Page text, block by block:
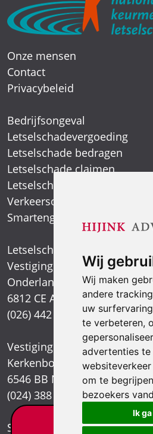
Wij
Wij maken
andere
uw
te verbeteren,
advertenties
om te
bezoekers
Ik
Letselschade
Onze mensen
Contact
Privacybeleid
Bedrijfsongeval
Letselschadevergoeding
Letselschade bedragen
Letselschade claimen
Letselschade expert
Verkeersongeval
Smartengeld
Letselschadespecialist
Vestiging Arnhem
Onderlangs 1
6812 CE Arnhem
(026) 442 39 13
Vestiging Nijmegen
Kerkenbos 1021
6546 BB Nijmegen
(024) 388 66 80
Stuur een e-mail